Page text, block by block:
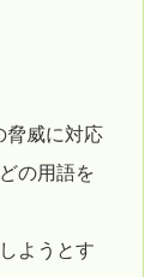
脅威に対応
の用語を
ようとす